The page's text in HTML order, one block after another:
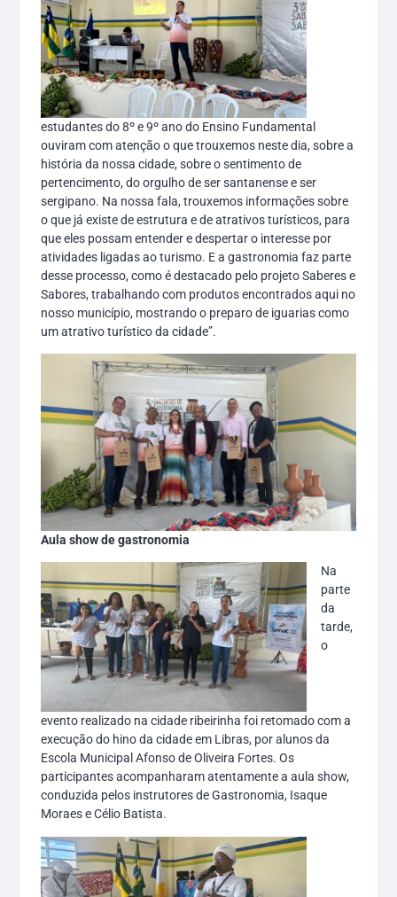
estudantes do 8º e 9º ano do Ensino Fundamental
ouviram com atenção o que trouxemos neste dia, sobre a
história da nossa cidade, sobre o sentimento de
pertencimento, do orgulho de ser santanense e ser
sergipano. Na nossa fala, trouxemos informações sobre
o que já existe de estrutura e de atrativos turísticos, para
que eles possam entender e despertar o interesse por
atividades ligadas ao turismo. E a gastronomia faz parte
desse processo, como é destacado pelo projeto Saberes e
Sabores, trabalhando com produtos encontrados aqui no
nosso município, mostrando o preparo de iguarias como
um atrativo turístico da cidade”.
Aula show de gastronomia
Na
parte
da
tarde,
o
evento realizado na cidade ribeirinha foi retomado com a
execução do hino da cidade em Libras, por alunos da
Escola Municipal Afonso de Oliveira Fortes. Os
participantes acompanharam atentamente a aula show,
conduzida pelos instrutores de Gastronomia, Isaque
Moraes e Célio Batista.